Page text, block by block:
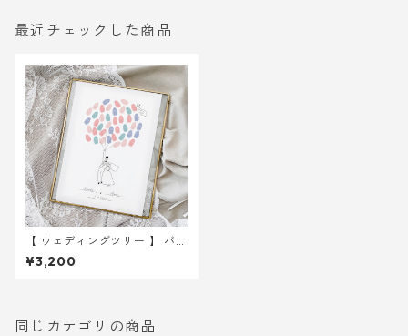
最近チェックした商品
【 ウェディングツリー 】 バル
ーンイラスト A4サイズ 用紙
のみ ｜ 結婚式 ウェディング
¥3,200
同じカテゴリの商品